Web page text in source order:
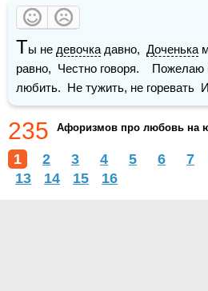
Ты не девочка давно, Доченька
равно,  Честно говоря.
любить.  Не тужить, не горевать  И
235 Афоризмов про любовь на
1 2 3 4 5 6 7
13
14 15 16